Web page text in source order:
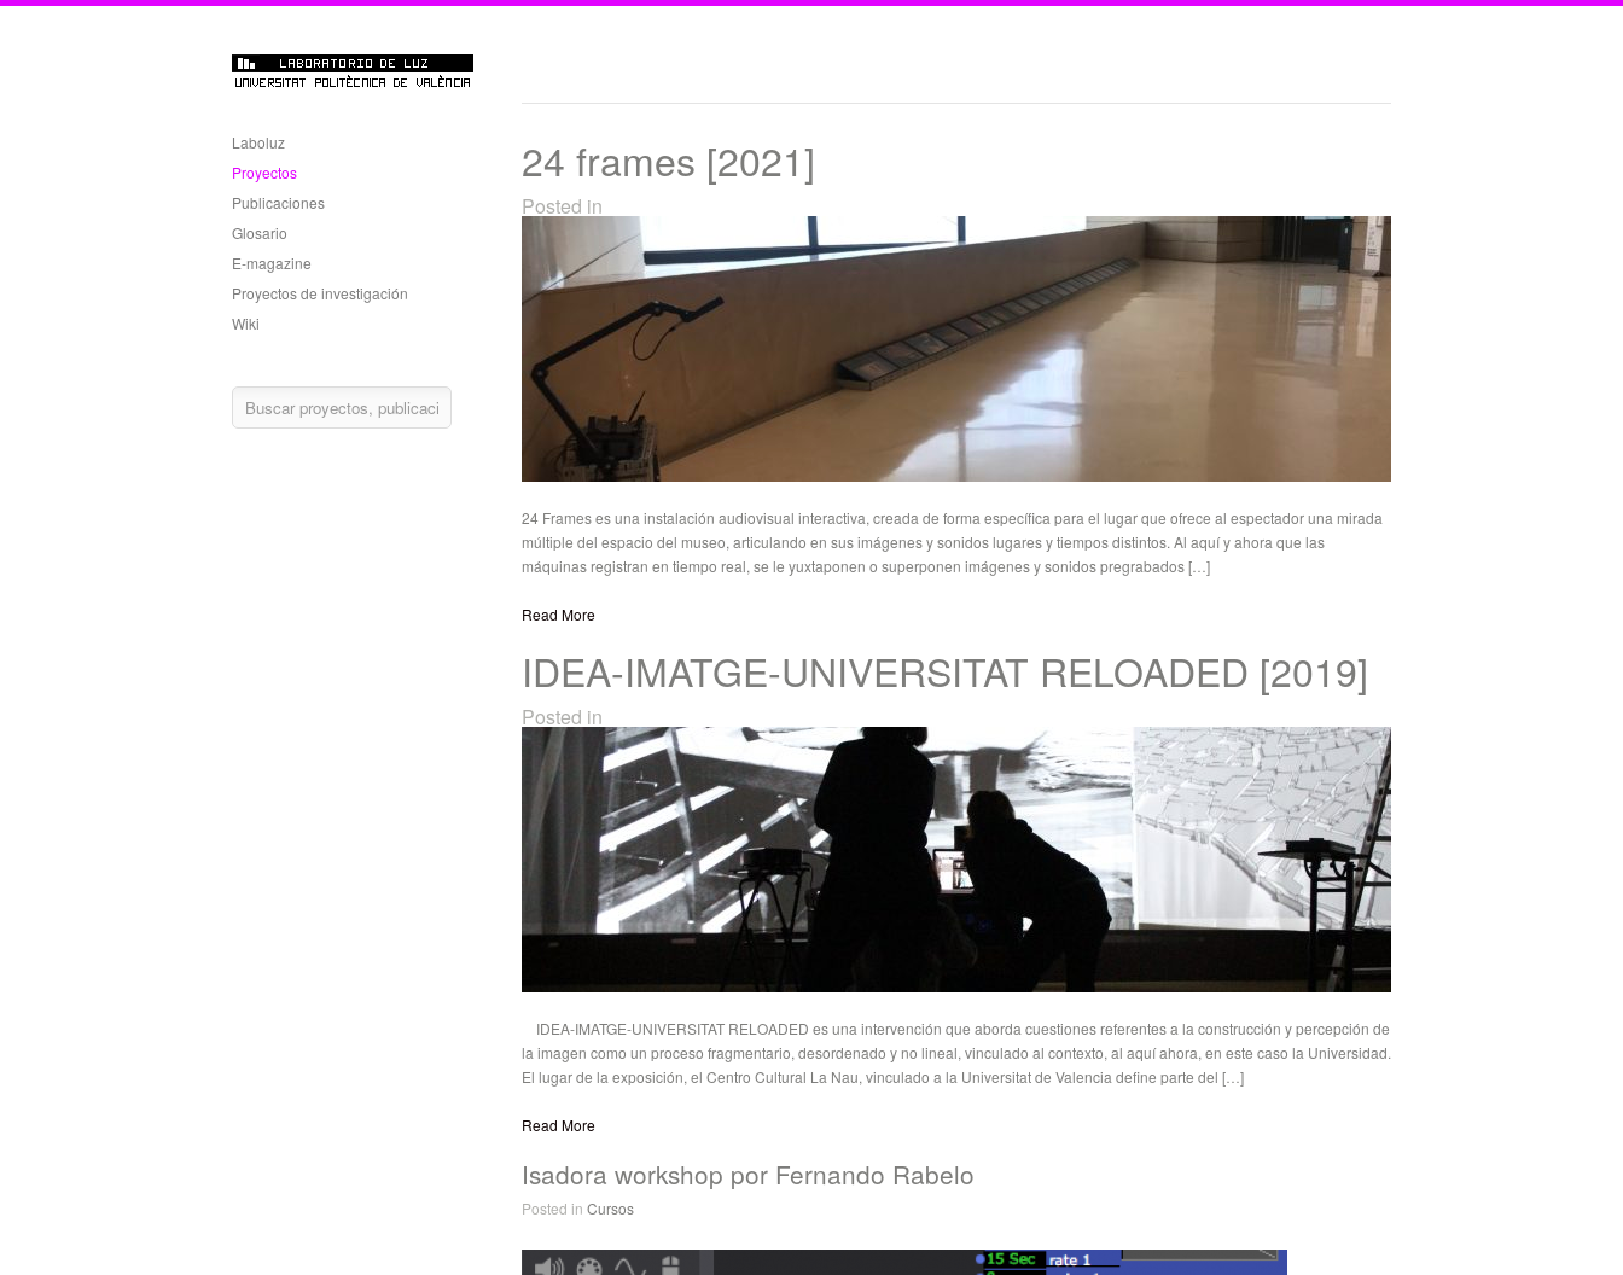
Laboluz
Proyectos
Publicaciones
Glosario
E-magazine
Proyectos de investigación
Wiki
24 frames [2021]
Posted in
24 Frames es una instalación audiovisual interactiva, creada de forma específica para el lugar que ofrece al espectador una mirada
múltiple del espacio del museo, articulando en sus imágenes y sonidos lugares y tiempos distintos. Al aquí y ahora que las
máquinas registran en tiempo real, se le yuxtaponen o superponen imágenes y sonidos pregrabados […]
Read More
IDEA-IMATGE-UNIVERSITAT RELOADED [2019]
Posted in
IDEA-IMATGE-UNIVERSITAT RELOADED es una intervención que aborda cuestiones referentes a la construcción y percepción de
la imagen como un proceso fragmentario, desordenado y no lineal, vinculado al contexto, al aquí ahora, en este caso la Universidad.
El lugar de la exposición, el Centro Cultural La Nau, vinculado a la Universitat de Valencia define parte del […]
Read More
Isadora workshop por Fernando Rabelo
Posted in Cursos